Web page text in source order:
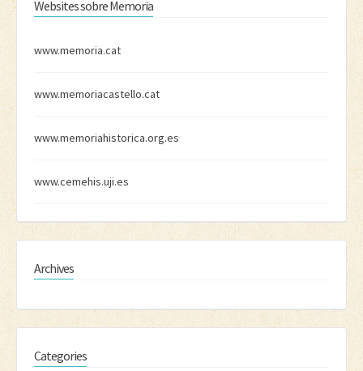
Websites sobre Memoria
www.memoria.cat
www.memoriacastello.cat
www.memoriahistorica.org.es
www.cemehis.uji.es
Archives
Categories